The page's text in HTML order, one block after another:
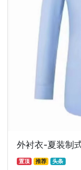
外衬衣-夏装制
置顶 推荐 头条